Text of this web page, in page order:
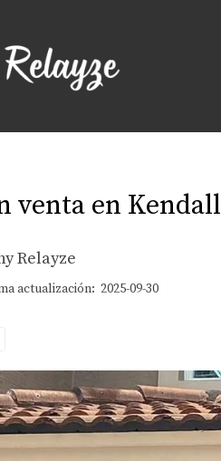
venta en
Relayze
actualización: 2025-09-30